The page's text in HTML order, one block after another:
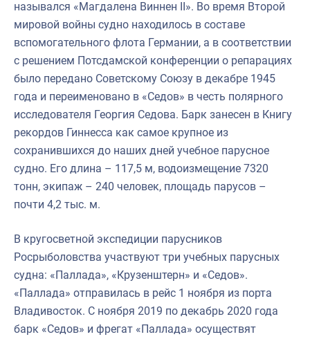
назывался «Магдалена Виннен II». Во время Второй
мировой войны судно находилось в составе
вспомогательного флота Германии, а в соответствии
с решением Потсдамской конференции о репарациях
было передано Советскому Союзу в декабре 1945
года и переименовано в «Седов» в честь полярного
исследователя Георгия Седова. Барк занесен в Книгу
рекордов Гиннесса как самое крупное из
сохранившихся до наших дней учебное парусное
судно. Его длина – 117,5 м, водоизмещение 7320
тонн, экипаж – 240 человек, площадь парусов –
почти 4,2 тыс. м.
В кругосветной экспедиции парусников
Росрыболовства участвуют три учебных парусных
судна: «Паллада», «Крузенштерн» и «Седов».
«Паллада» отправилась в рейс 1 ноября из порта
Владивосток. С ноября 2019 по декабрь 2020 года
барк «Седов» и фрегат «Паллада» осуществят